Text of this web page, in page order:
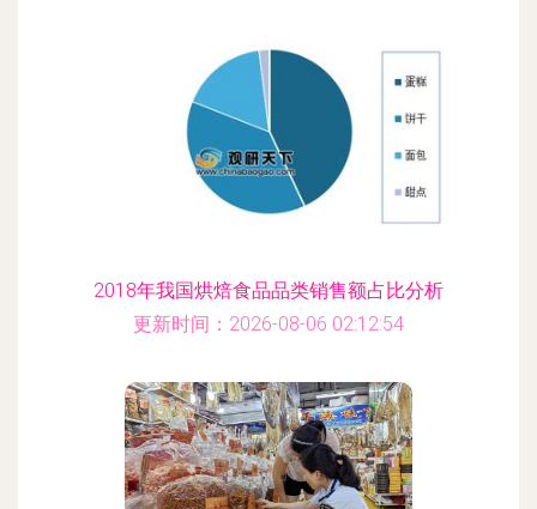
2018年我国烘焙食品品类销售额占比分析
更新时间：2026-08-06 02:12:54